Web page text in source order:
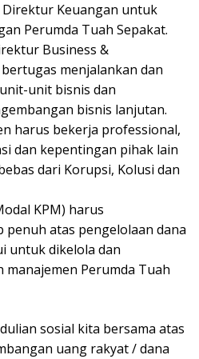
Keuangan untuk
Perumda Tuah Sepakat.
Business &
menjalankan dan
unit bisnis dan
bisnis lanjutan.
harus bekerja professional,
dan kepentingan pihak lain
dari Korupsi, Kolusi dan
KPM) harus
atas pengelolaan dana
untuk dikelola dan
manajemen Perumda Tuah
sosial kita bersama atas
uang rakyat / dana